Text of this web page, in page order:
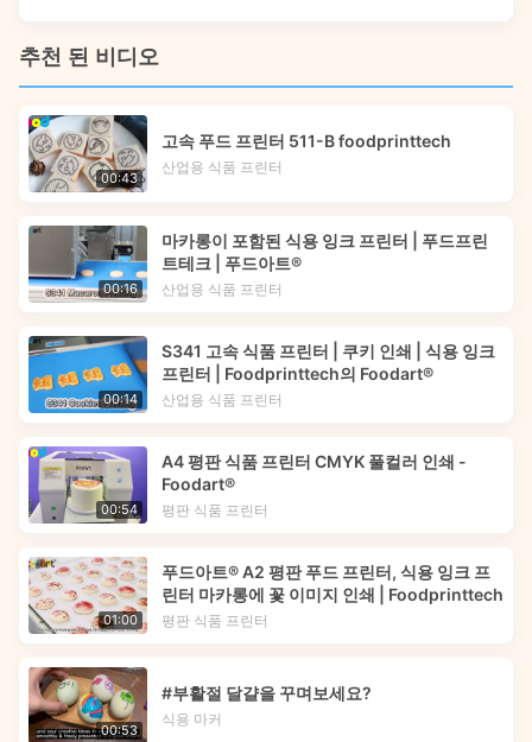
이 비디오에서는 S542 고속 식품 프린터의 실제 작동 모습을
밀 인쇄 및 지능형 소프트웨어가 공장 생산 라인의 맞춤화를
단순화하는 방법에 대한 실제적인 연습을 볼 수 있습니다.
추천 된 비디오
00:43
고속 푸드 프린터 511-B foodprinttech
산업용 식품 프린터
00:16
마카롱이 포함된 식용 잉크 프린터 | 푸드프린
트테크 | 푸드아트®
산업용 식품 프린터
00:14
S341 고속 식품 프린터 | 쿠키 인쇄 | 식용 잉크
프린터 | Foodprinttech의 Foodart®
산업용 식품 프린터
00:54
A4 평판 식품 프린터 CMYK 풀컬러 인쇄 -
Foodart®
평판 식품 프린터
01:00
푸드아트® A2 평판 푸드 프린터, 식용 잉크 프
린터 마카롱에 꽃 이미지 인쇄 | Foodprinttech
평판 식품 프린터
00:53
#부활절 달걀을 꾸며보세요?
식용 마커